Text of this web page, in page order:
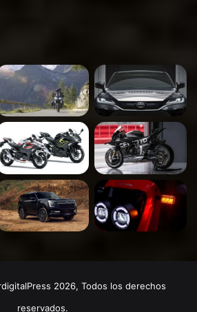
2026, Todos los derechos
reservados.